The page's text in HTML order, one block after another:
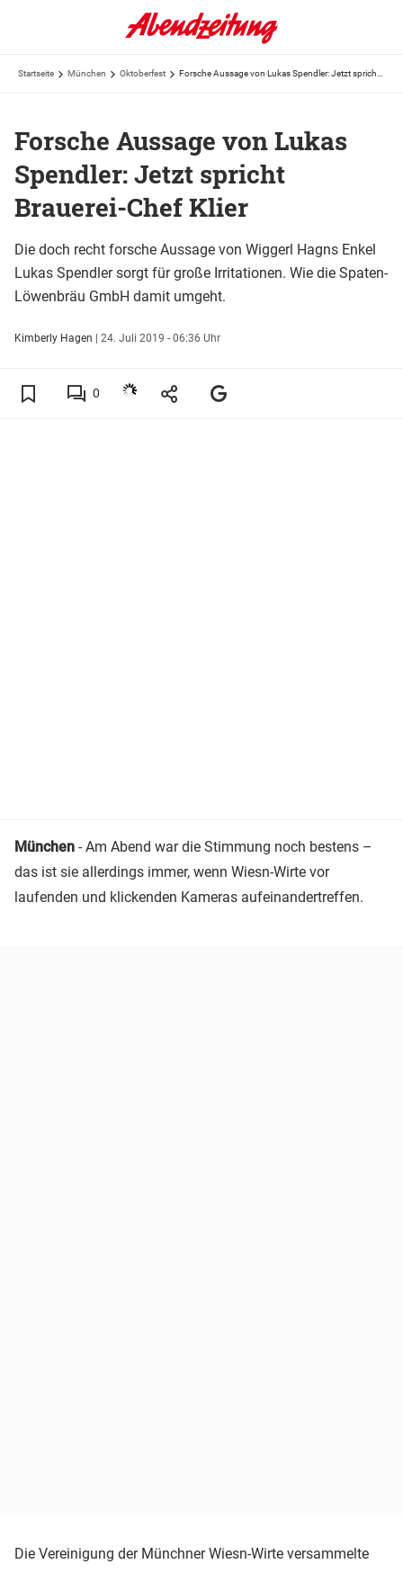
Startseite München Oktoberfest
Forsche Aussage von Lukas
Spendler: Jetzt spricht
Brauerei-Chef Klier
Die doch recht forsche Aussage von Wiggerl Hagns Enkel
Lukas Spendler sorgt für große Irritationen. Wie die Spaten-
Löwenbräu GmbH damit umgeht.
Kimberly Hagen | 24. Juli 2019 - 06:36 Uhr
0
München - Am Abend war die Stimmung noch bestens –
das ist sie allerdings immer, wenn Wiesn-Wirte vor
laufenden und klickenden Kameras aufeinandertreffen.
Die Vereinigung der Münchner Wiesn-Wirte versammelte